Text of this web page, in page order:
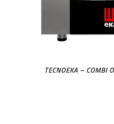
TECNOEKA – COMBI